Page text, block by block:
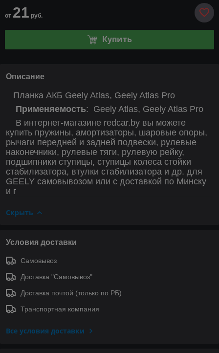
от 21 руб.
Купить
Описание
Планка АКБ Geely Atlas, Geely Atlas Pro
Применяемость: Geely Atlas, Geely Atlas Pro
В интернет-магазине redcar.by вы можете
купить пружины, амортизаторы, шаровые опоры,
рычаги передней и задней подвески, рулевые
наконечники, рулевые тяги, рулевую рейку,
подшипники ступицы, ступицы колеса стойки
стабилизатора, втулки стабилизатора и др. для
GEELY самовывозом или с доставкой по Минску
и г
Скрыть
Условия доставки
Самовывоз
Доставка "Самовывоз"
Доставка почтой (только по РБ)
Транспортная компания
Все условия доставки